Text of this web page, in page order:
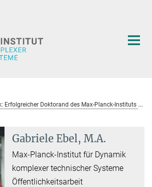
N
umerische Mathematik: Erfolgreicher Doktorand des Max-Planck-Instituts Magdeburg ausgezeichnet
Gabriele Ebel, M.A.
Max-Planck-Institut für Dynamik
komplexer technischer Systeme
Öffentlichkeitsarbeit